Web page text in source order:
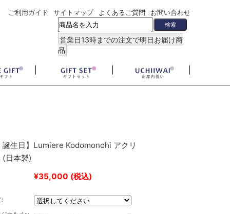
ご利用ガイド サイトマップ よくあるご質問 お問い合わせ
営業日13時までの注文で明日お届け商
品
誕生日】Lumiere Kodomonohi アクリ
(日本製)
¥35,000 (税込)
: